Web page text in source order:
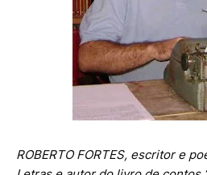
ROBERTO FORTES, escritor e